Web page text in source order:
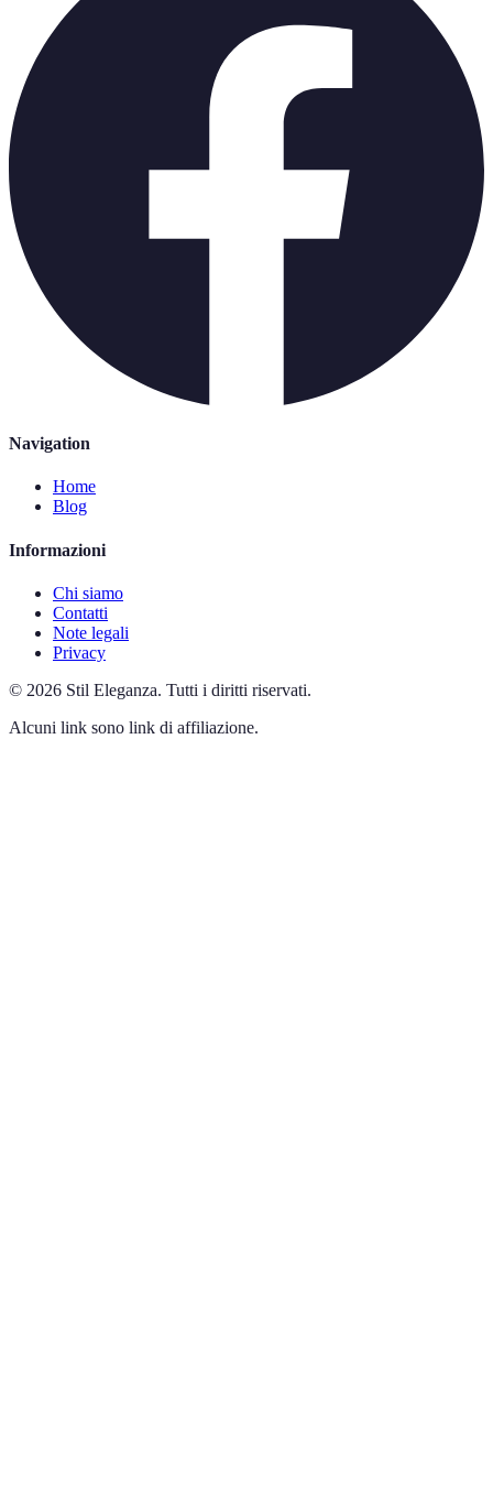
Navigation
Home
Blog
Informazioni
Chi siamo
Contatti
Note legali
Privacy
© 2026 Stil Eleganza. Tutti i diritti riservati.
Alcuni link sono link di affiliazione.